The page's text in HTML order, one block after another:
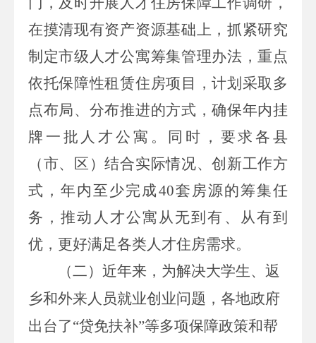
在摸清现有资产资源基础上，抓紧研究
制定市级 人才公寓筹集管理办法，重点
依托保障性租赁住房项目，计划采取多
点布局、分布推进的方式 ，确保年内挂
牌 一批 人才公寓。
同时，要求各县
（市、区）结合实际情况、创新工作方
式，年内至少完成40套房源的筹集任
务，推动 人才公寓从无到有 、从有到
优，更好满足各类人才住房需求。
（二） 近年来，为解决大学生、返
乡和外来人员就业创业问题，各地政府
出台了“贷免扶补”等多项保障政策和帮